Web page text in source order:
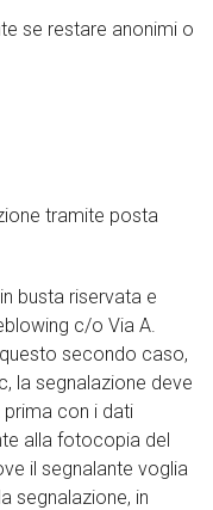
se restare anonimi o
tramite posta
busta riservata e
c/o Via A.
secondo caso,
la segnalazione deve
prima con i dati
alla fotocopia del
il segnalante voglia
segnalazione, in